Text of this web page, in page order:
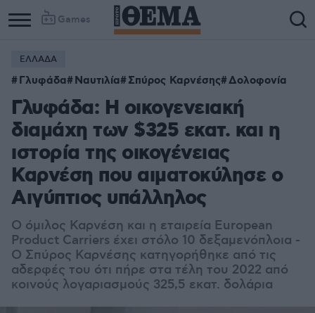
Games
ΕΛΛΑΔΑ
Γλυφάδα Ναυτιλία Σπύρος Καρνέσης Δολοφονία
Γλυφάδα: Η οικογενειακή
διαμάχη των $325 εκατ. και η
ιστορία της οικογένειας
Καρνέση που αιματοκύλησε ο
Αιγύπτιος υπάλληλος
Ο όμιλος Καρνέση και η εταιρεία European
Product Carriers έχει στόλο 10 δεξαμενόπλοια -
Ο Σπύρος Καρνέσης κατηγορήθηκε από τις
αδερφές του ότι πήρε στα τέλη του 2022 από
κοινούς λογαριασμούς 325,5 εκατ. δολάρια